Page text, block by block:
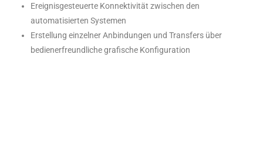
Ereignisgesteuerte Konnektivität zwischen den
automatisierten Systemen
Erstellung einzelner Anbindungen und Transfers über
bedienerfreundliche grafische Konfiguration